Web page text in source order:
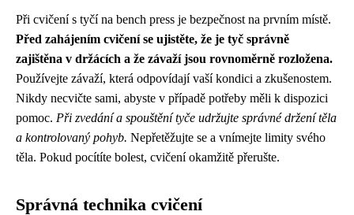
Při cvičení s tyčí na bench press je bezpečnost na prvním místě.
Před zahájením cvičení se ujistěte, že je tyč správně
zajištěna v držácích a že závaží jsou rovnoměrně rozložena.
Používejte závaží, která odpovídají vaší kondici a zkušenostem.
Nikdy necvičte sami, abyste v případě potřeby měli k dispozici
pomoc. Při zvedání a spouštění tyče udržujte správné držení těla
a kontrolovaný pohyb. Nepřetěžujte se a vnímejte limity svého
těla. Pokud pocítíte bolest, cvičení okamžitě přerušte.
Správná technika cvičení